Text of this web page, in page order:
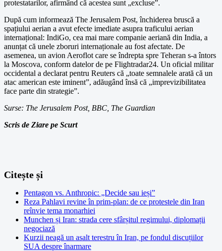
protestatarilor, afirmând că acestea sunt „excluse”.
După cum informează The Jerusalem Post, închiderea bruscă a
spațiului aerian a avut efecte imediate asupra traficului aerian
internațional: IndiGo, cea mai mare companie aeriană din India, a
anunțat că unele zboruri internaționale au fost afectate. De
asemenea, un avion Aeroflot care se îndrepta spre Teheran s-a întors
la Moscova, conform datelor de pe Flightradar24. Un oficial militar
occidental a declarat pentru Reuters că „toate semnalele arată că un
atac american este iminent”, adăugând însă că „imprevizibilitatea
face parte din strategie”.
Surse: The Jerusalem Post, BBC, The Guardian
Scris de Ziare pe Scurt
Citește și
Pentagon vs. Anthropic: „Decide sau ieși”
Reza Pahlavi revine în prim-plan: de ce protestele din Iran
reînvie tema monarhiei
Munchen și Iran: strada cere sfârșitul regimului, diplomații
negociază
Kurzii neagă un asalt terestru în Iran, pe fondul discuțiilor
SUA despre înarmare